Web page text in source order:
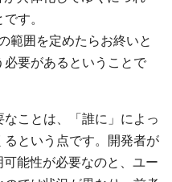
す。
範囲を定めたらお終いと
要があるということで
ことは、「誰に」によっ
という点です。開発者が
能性が必要なのと、ユー